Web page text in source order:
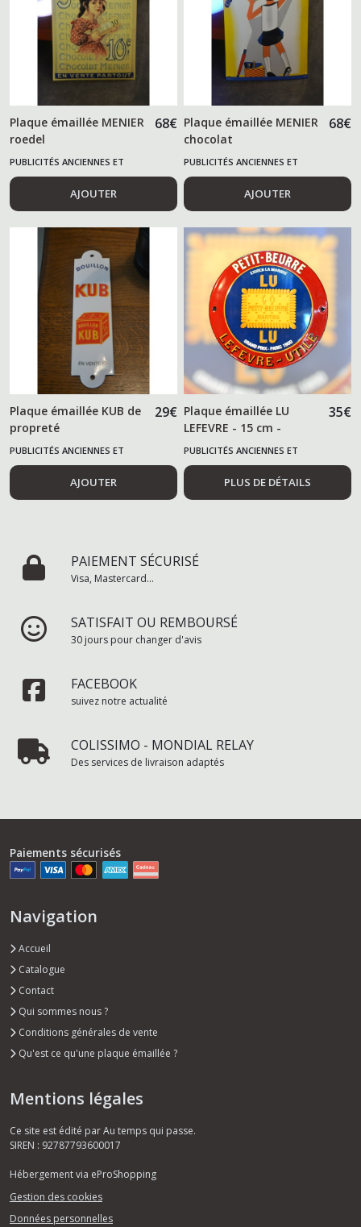
Plaque émaillée MENIER
roedel
68€
PUBLICITÉS ANCIENNES ET
ALIMENTAIRES
AJOUTER
Plaque émaillée MENIER
chocolat
68€
PUBLICITÉS ANCIENNES ET
ALIMENTAIRES
AJOUTER
Plaque émaillée KUB de
propreté
29€
PUBLICITÉS ANCIENNES ET
ALIMENTAIRES
AJOUTER
Plaque émaillée LU
LEFEVRE - 15 cm -
35€
PUBLICITÉS ANCIENNES ET
ALIMENTAIRES
PLUS DE DÉTAILS
PAIEMENT SÉCURISÉ
Visa, Mastercard...
SATISFAIT OU REMBOURSÉ
30 jours pour changer d'avis
FACEBOOK
suivez notre actualité
COLISSIMO - MONDIAL RELAY
Des services de livraison adaptés
Paiements sécurisés
Navigation
Accueil
Catalogue
Contact
Qui sommes nous ?
Conditions générales de vente
Qu'est ce qu'une plaque émaillée ?
Mentions légales
Ce site est édité par Au temps qui passe.
SIREN : 92787793600017
Hébergement via eProShopping
Gestion des cookies
Données personnelles